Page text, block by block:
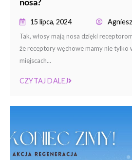
15 lipca, 2024
Tak, włosy mają nosa dzięki
że receptory węchowe mamy nie tylko
miejscach...
CZYTAJ DALEJ